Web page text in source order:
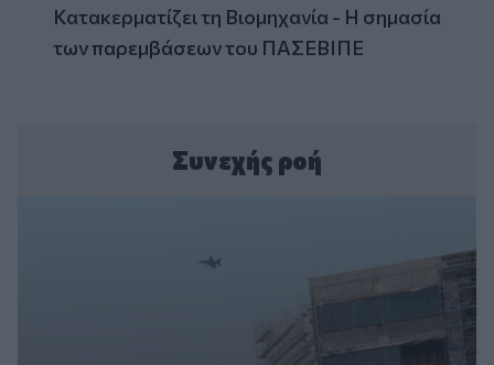
Κατακερματίζει τη Βιομηχανία - Η σημασία
των παρεμβάσεων του ΠΑΣΕΒΙΠΕ
Συνεχής ροή